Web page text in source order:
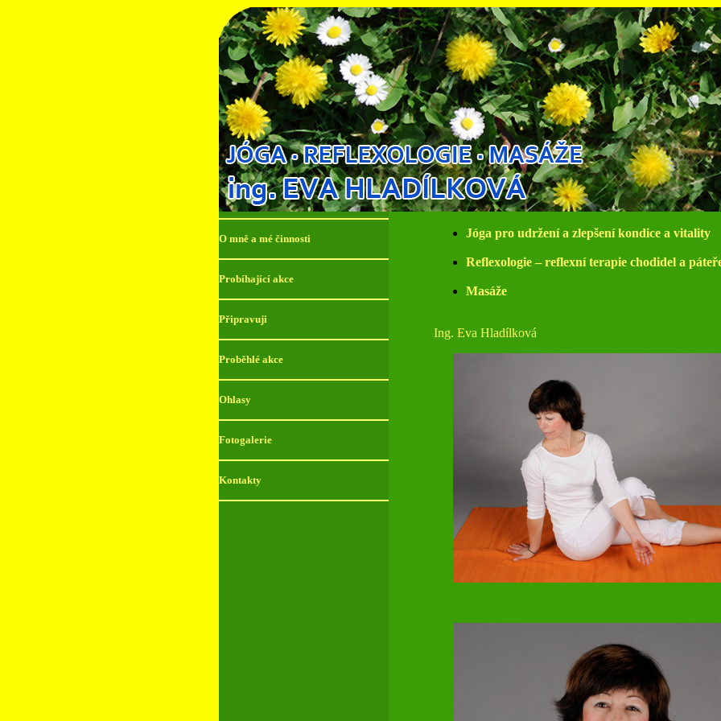
O mně a mé činnosti
Probíhající akce
Připravuji
Proběhlé akce
Ohlasy
Fotogalerie
Kontakty
Jóga pro udržení a zlepšení kondice a vitality
Reflexologie – reflexní terapie chodidel a
Masáže
Ing. Eva Hladílková